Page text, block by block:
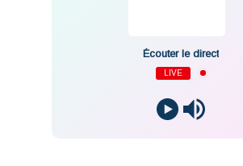
Écouter le direct
LIVE